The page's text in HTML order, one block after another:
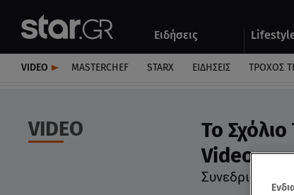
Ειδήσεις
Αυτοκίνητο
VIDEO MASTERCHEF STARX ΕΙΔΉΣΕΙΣ ΤΡΟΧΌΣ
VIDEO
Το
Video
Συνεδριάζει